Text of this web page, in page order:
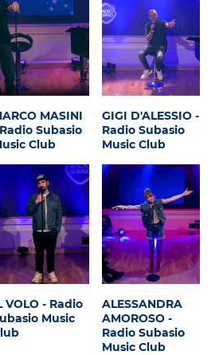
MASINI
Subasio
Club
GIGI D'ALESSIO -
Radio Subasio
Music Club
VOLO - Radio
Music
ALESSANDRA
AMOROSO -
Radio Subasio
Music Club